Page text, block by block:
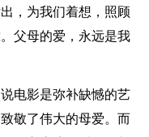
，为我们着想，照顾
父母的爱，永远是我
电影是弥补缺憾的艺
敬了伟大的母爱。而